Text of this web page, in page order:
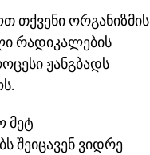
თქვენი ორგანიზმის
რადიკალების
ჟანგბადს
მეტ
შეიცავენ ვიდრე